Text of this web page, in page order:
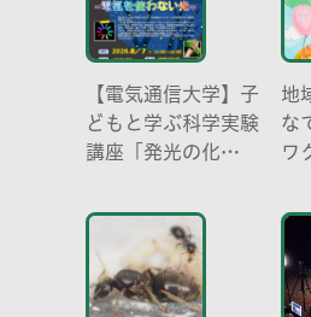
【電気通信大学】子
どもと学ぶ科学実験
講座「発光の化
い光-」
地
な
ワ